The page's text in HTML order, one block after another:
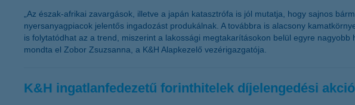
„Az észak-afrikai zavargások, illetve a japán katasztrófa is jól mutatja, hogy sajnos
nyersanyagpiacok jelentős ingadozást produkálnak. A továbbra is alacsony
is folytatódhat az a trend, miszerint a lakossági megtakarításokon belül egyre
mondta el Zobor Zsuzsanna, a K&H Alapkezelő vezérigazgatója.
K&H ingatlanfedezetű forinthitelek díjelengedési